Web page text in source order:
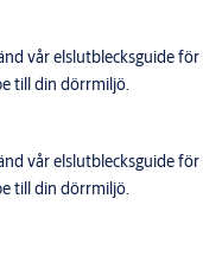
vår elslutblecksguide för
till din dörrmiljö.
vår elslutblecksguide för
till din dörrmiljö.